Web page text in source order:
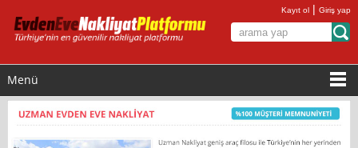
Kayıt ol |Giriş yap
Menü